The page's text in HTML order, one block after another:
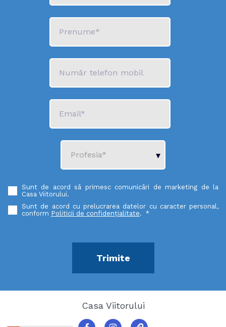
Sunt de acord să primesc comunicări de marketing de la
Casa Viitorului.
Sunt de acord cu prelucrarea datelor cu caracter personal,
conform Politicii de confidențialitate. *
Casa Viitorului